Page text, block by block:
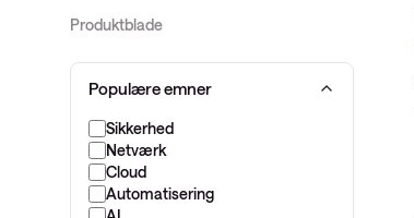
Produktblade
Populære emner
Sikkerhed
Netværk
Cloud
Automatisering